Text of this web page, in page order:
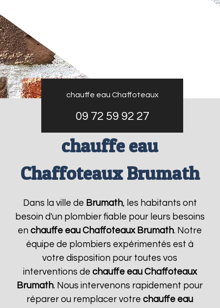
chauffe eau Chaffoteaux
09 72 59 92 27
chauffe eau
Chaffoteaux Brumath
Dans la ville de Brumath, les habitants ont
besoin d'un plombier fiable pour leurs besoins
enchauffe eau Chaffoteaux Brumath. Notre
équipe de plombiers expérimentés est à
votre disposition pour toutes vos
interventions de chauffe eau Chaffoteaux
Brumath. Nous intervenons rapidement pour
réparer ou remplacer votrechauffe eau